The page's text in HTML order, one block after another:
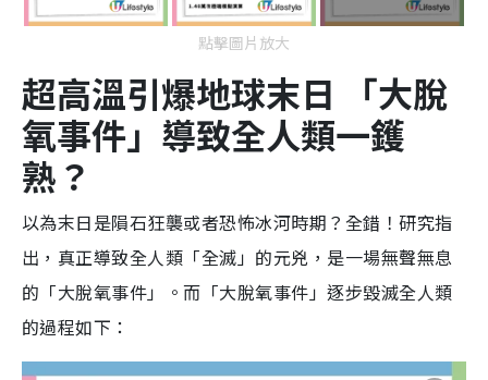
點擊圖片放大
超高溫引爆地球末日 「大脫
氧事件」導致全人類一鑊
熟？
以為末日是隕石狂襲或者恐怖冰河時期？全錯！研究指
出，真正導致全人類「全滅」的元兇，是一場無聲無息
的「大脫氧事件」。而「大脫氧事件」逐步毀滅全人類
的過程如下：